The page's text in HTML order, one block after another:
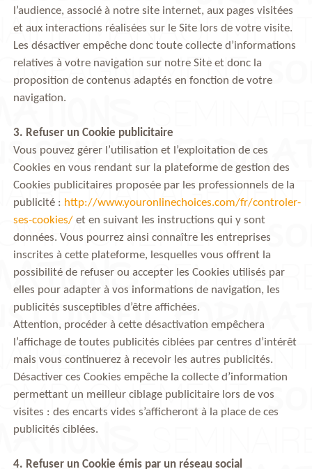
l’audience, associé à notre site internet, aux pages visitées
et aux interactions réalisées sur le Site lors de votre visite.
Les désactiver empêche donc toute collecte d’informations
relatives à votre navigation sur notre Site et donc la
proposition de contenus adaptés en fonction de votre
navigation.
3. Refuser un Cookie publicitaire
Vous pouvez gérer l’utilisation et l’exploitation de ces
Cookies en vous rendant sur la plateforme de gestion des
Cookies publicitaires proposée par les professionnels de la
publicité : http://www.youronlinechoices.com/fr/controler-
ses-cookies/et en suivant les instructions qui y sont
données. Vous pourrez ainsi connaître les entreprises
inscrites à cette plateforme, lesquelles vous offrent la
possibilité de refuser ou accepter les Cookies utilisés par
elles pour adapter à vos informations de navigation, les
publicités susceptibles d’être affichées.
Attention, procéder à cette désactivation empêchera
l’affichage de toutes publicités ciblées par centres d’intérêt
mais vous continuerez à recevoir les autres publicités.
Désactiver ces Cookies empêche la collecte d’information
permettant un meilleur ciblage publicitaire lors de vos
visites : des encarts vides s’afficheront à la place de ces
publicités ciblées.
4. Refuser un Cookie émis par un réseau social